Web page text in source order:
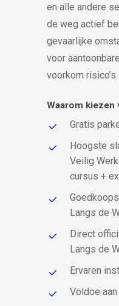
en alle andere
de weg actief
gevaarlijke
voor
voorkom risico’s.
Waarom kiezen
Gratis
Hoogste
Veilig
cursus +
Langs de
Direct
Langs de
Ervaren
Voldoe